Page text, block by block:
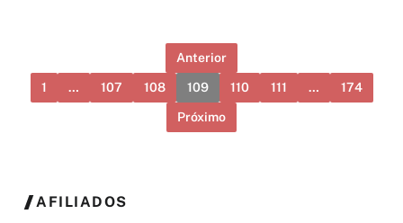
Anterior
1 … 107 108 109 110 111 … 174
Próximo
AFILIADOS